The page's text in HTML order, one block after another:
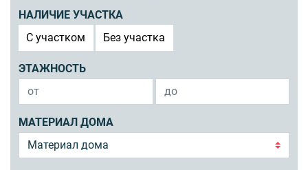
НАЛИЧИЕ УЧАСТКА
C участком
Без участка
ЭТАЖНОСТЬ
МАТЕРИАЛ ДОМА